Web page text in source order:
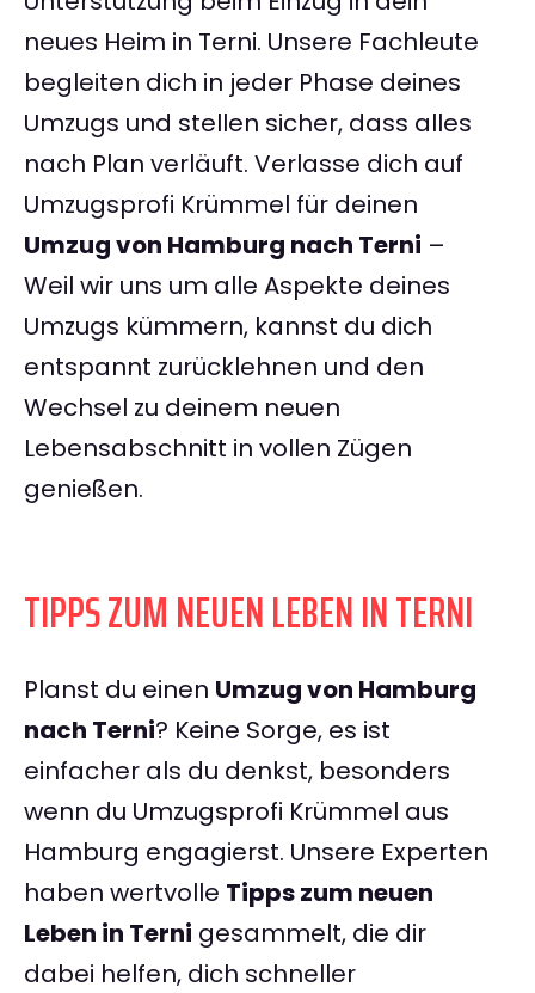
neues Heim in Terni. Unsere Fachleute
begleiten dich in jeder Phase deines
Umzugs und stellen sicher, dass alles
nach Plan verläuft. Verlasse dich auf
Umzugsprofi Krümmel für deinen
Umzug von Hamburg nach Terni –
Weil wir uns um alle Aspekte deines
Umzugs kümmern, kannst du dich
entspannt zurücklehnen und den
Wechsel zu deinem neuen
Lebensabschnitt in vollen Zügen
genießen.
TIPPS ZUM NEUEN LEBEN IN TERNI
Planst du einen Umzug von Hamburg
nach Terni? Keine Sorge, es ist
einfacher als du denkst, besonders
wenn du Umzugsprofi Krümmel aus
Hamburg engagierst. Unsere Experten
haben wertvolle Tipps zum neuen
Leben in Terni gesammelt, die dir
dabei helfen, dich schneller